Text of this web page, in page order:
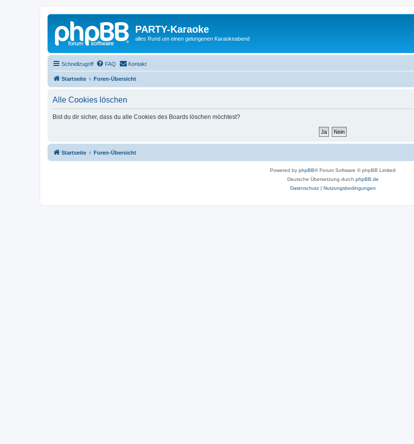
PARTY-Karaoke
alles Rund um einen gelungenen Karaokeabend
Schnellzugriff FAQ Kontakt
Startseite Foren-Übersicht
Alle Cookies löschen
Bist du dir sicher, dass du alle Cookies des Boards löschen möchtest?
Startseite Foren-Übersicht
Powered by phpBB® Forum Software © phpBB Limited
Deutsche Übersetzung durch phpBB.de
Datenschutz| Nutzungsbedingungen